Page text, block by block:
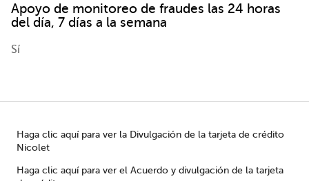
Apoyo de monitoreo de fraudes las 24 horas
del día, 7 días a la semana
Sí
Haga clic aquí para ver la Divulgación de la tarjeta de crédito
Nicolet
Haga clic aquí para ver el Acuerdo y divulgación de la tarjeta